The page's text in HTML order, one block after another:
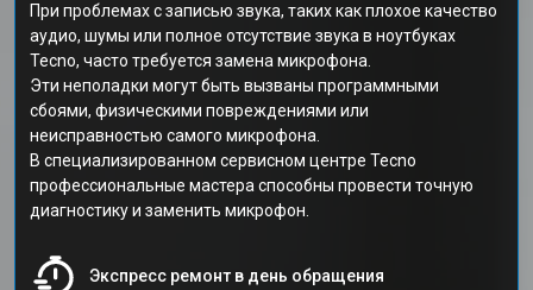
При проблемах с записью звука, таких как плохое качество
аудио, шумы или полное отсутствие звука в ноутбуках
Tecno, часто требуется замена микрофона.
Эти неполадки могут быть вызваны программными
сбоями, физическими повреждениями или
неисправностью самого микрофона.
В специализированном сервисном центре Tecno
профессиональные мастера способны провести точную
диагностику и заменить микрофон.
Экспресс ремонт в день обращения